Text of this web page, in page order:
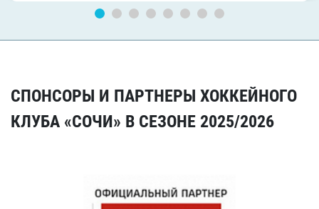
СПОНСОРЫ И ПАРТНЕРЫ ХОККЕЙНОГО
КЛУБА «СОЧИ» В СЕЗОНЕ 2025/2026